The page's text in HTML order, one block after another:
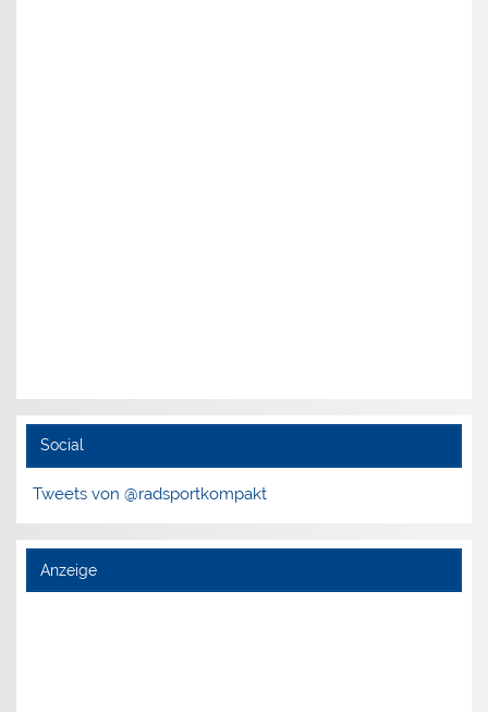
Social
Tweets von @radsportkompakt
Anzeige